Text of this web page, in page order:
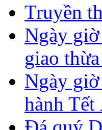
Truyền
Ngày
giao
Ngày
hành